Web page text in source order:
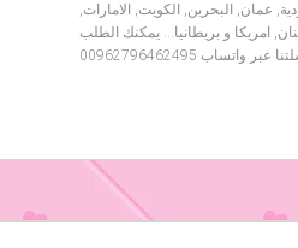
عمان, البحرين, الكويت, الامارات,
امريكا و بريطانيا… يمكنك الطلب
واتساب 00962796462495